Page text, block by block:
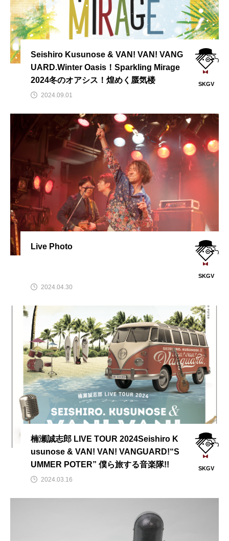
Seishiro Kusunose & VAN! VAN! VANG
UARD.Winter Oasis！Sparkling Mirage
2024冬のオアシス！煌めく蜃気楼
SKGV
2024.09.01
Live Photo
SKGV
2024.04.30
楠瀬誠志郎 LIVE TOUR 2024Seishiro K
usunose & VAN! VAN! VANGUARD!“S
UMMER POTER” 僕ら旅する音楽隊!!
SKGV
2024.03.16